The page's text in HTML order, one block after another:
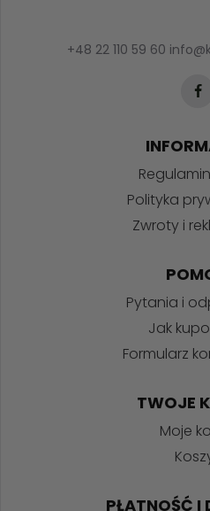
+48 22 110 59 60
Polityka
Zwroty i
Pytania i
Jak
Formularz
TWOJE
Moje
PŁATNOŚĆ I